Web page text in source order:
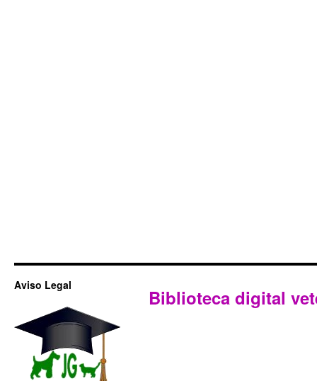
Aviso Legal
Biblioteca digital